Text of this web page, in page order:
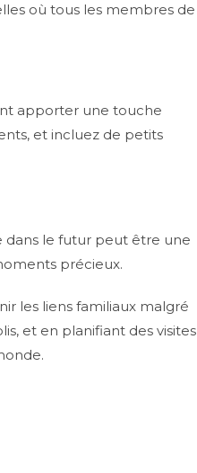
où tous les membres de
apporter une touche
et incluez de petits
dans le futur peut être une
précieux.
les liens familiaux malgré
et en planifiant des visites